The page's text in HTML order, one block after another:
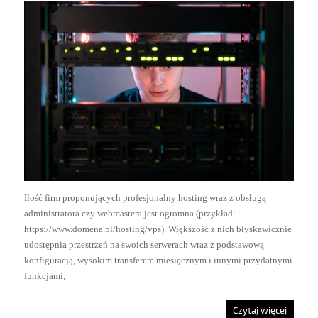
Ilość firm proponujących profesjonalny hosting wraz z obsługą
administratora czy webmastera jest ogromna (przykład:
https://www.domena.pl/hosting/vps). Większość z nich błyskawicznie
udostępnia przestrzeń na swoich serwerach wraz z podstawową
konfiguracją, wysokim transferem miesięcznym i innymi przydatnymi
funkcjami,
Czytaj więcej